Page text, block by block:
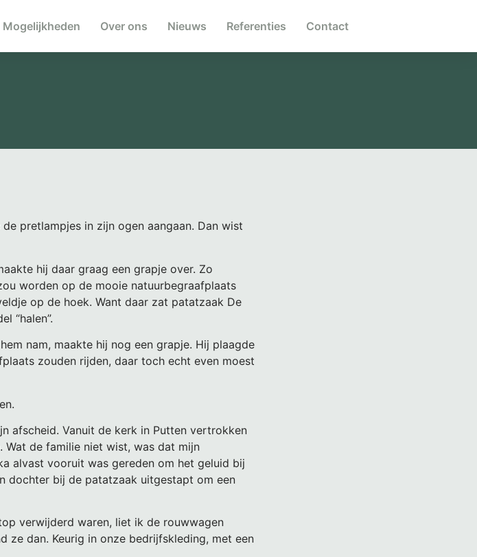
Mogelijkheden Over ons Nieuws Referenties Contact
pretlampjes in zijn ogen aangaan. Dan wist
hij daar graag een grapje over. Zo
worden op de mooie natuurbegraafplaats
op de hoek. Want daar zat patatzaak De
“halen”.
nam, maakte hij nog een grapje. Hij plaagde
zouden rijden, daar toch echt even moest
afscheid. Vanuit de kerk in Putten vertrokken
de familie niet wist, was dat mijn
alvast vooruit was gereden om het geluid bij
dochter bij de patatzaak uitgestapt om een
verwijderd waren, liet ik de rouwwagen
ze dan. Keurig in onze bedrijfskleding, met een